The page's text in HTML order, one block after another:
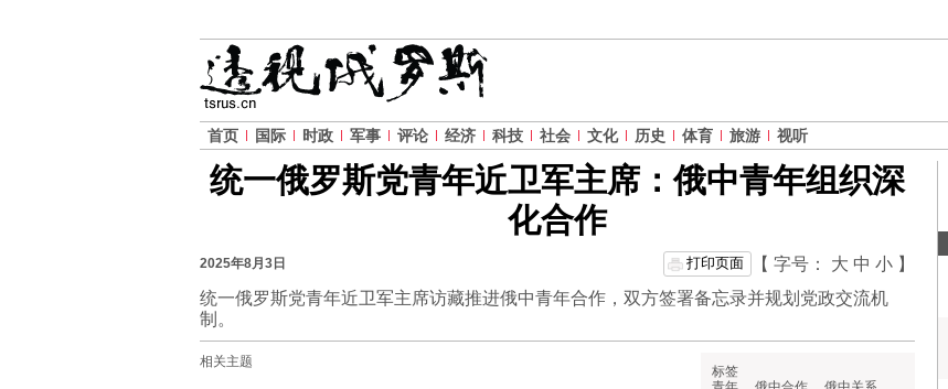
首页 国际 时政 军事 评论 经济 科技 社会 文化 历史 体育 旅游 视听
统一俄罗斯党青年近卫军主席：俄中青年组织深
化合作
2025年8月3日 【 字号： 大 中 小 】
打印页面
统一俄罗斯党青年近卫军主席访藏推进俄中青年合作，双方签署备忘录并规划党政交流机
制。
相关主题
标签